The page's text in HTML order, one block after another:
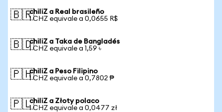
🇧🇷chiliZ a Real brasileño
1 CHZ equivale a 0,0655 R$
🇧🇩chiliZ a Taka de Bangladés
1 CHZ equivale a 1,59 ৳
🇵🇭chiliZ a Peso Filipino
1 CHZ equivale a 0,7802 ₱
🇵🇱chiliZ a Złoty polaco
1 CHZ equivale a 0,0477 zł